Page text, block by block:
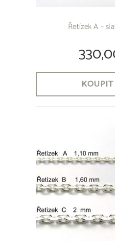
Řetízek A –
KOUPIT